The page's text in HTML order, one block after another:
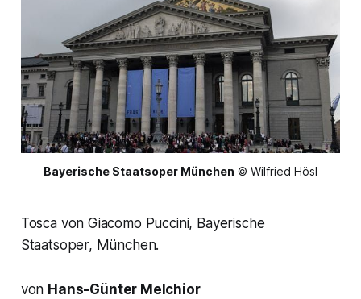
Bayerische Staatsoper München © Wilfried Hösl
Tosca von Giacomo Puccini, Bayerische
Staatsoper, München.
von Hans-Günter Melchior